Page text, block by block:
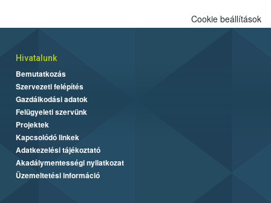
Cookie beállítások
Hivatalunk
Bemutatkozás
Szervezeti felépítés
Gazdálkodási adatok
Felügyeleti szervünk
Projektek
Kapcsolódó linkek
Adatkezelési tájékoztató
Akadálymentességi nyilatkozat
Üzemeltetési információ